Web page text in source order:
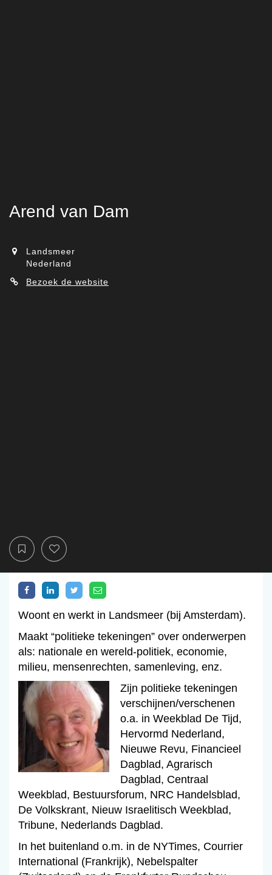
Arend van Dam
Landsmeer
Nederland
Bezoek de website
Woont en werkt in Landsmeer (bij Amsterdam).
Maakt “politieke tekeningen” over onderwerpen
als: nationale en wereld-politiek, economie,
milieu, mensenrechten, samenleving, enz.
Zijn politieke tekeningen
verschijnen/verschenen
o.a. in Weekblad De Tijd,
Hervormd Nederland,
Nieuwe Revu, Financieel
Dagblad, Agrarisch
Dagblad, Centraal
Weekblad, Bestuursforum, NRC Handelsblad,
De Volkskrant, Nieuw Israelitisch Weekblad,
Tribune, Nederlands Dagblad.
In het buitenland o.m. in de NYTimes, Courrier
International (Frankrijk), Nebelspalter